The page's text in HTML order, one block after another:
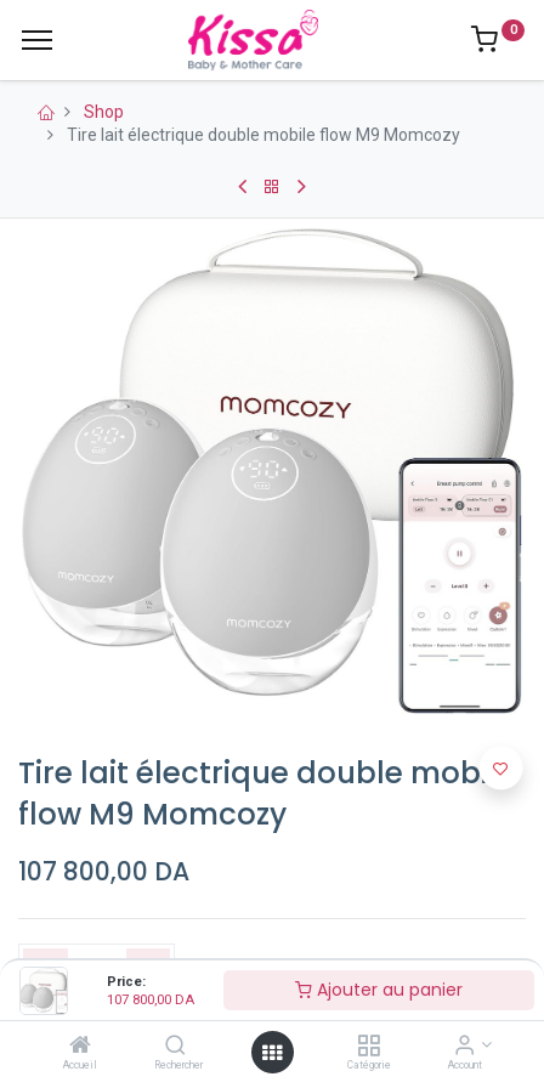
Price:
107 800,00 DA Ajouter au panier
Accueil Rechercher Catégorie Account
0
Shop
Tire lait électrique double mobile flow M9 Momcozy
Tire lait électrique double mobile
flow M9 Momcozy
107 800,00 DA
Ajouter au panier